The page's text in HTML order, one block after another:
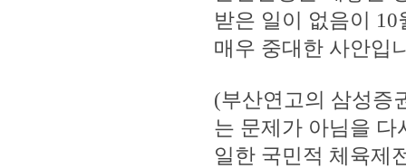
받은 일이 없음이
매우 중대한 사안입
(부산연고의 삼성증
는 문제가 아님을 다
일한 국민적 체육제